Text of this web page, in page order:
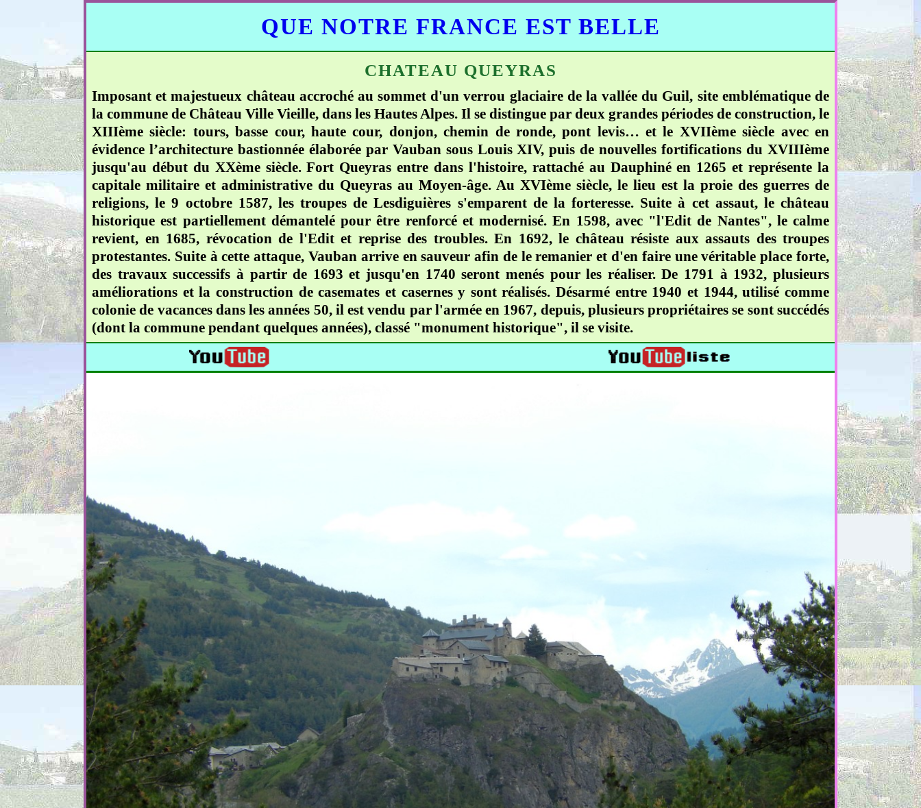
QUE NOTRE FRANCE EST BELLE
CHATEAU QUEYRAS
Imposant et majestueux château accroché au sommet d'un verrou glaciaire de la vallée du Guil, site emblématique de
la commune de Château Ville Vieille, dans les Hautes Alpes. Il se distingue par deux grandes périodes de construction, le
XIIIème siècle: tours, basse cour, haute cour, donjon, chemin de ronde, pont levis… et le XVIIème siècle avec en
évidence l’architecture bastionnée élaborée par Vauban sous Louis XIV, puis de nouvelles fortifications du XVIIIème
jusqu'au début du XXème siècle. Fort Queyras entre dans l'histoire, rattaché au Dauphiné en 1265 et représente la
capitale militaire et administrative du Queyras au Moyen-âge. Au XVIème siècle, le lieu est la proie des guerres de
religions, le 9 octobre 1587, les troupes de Lesdiguières s'emparent de la forteresse. Suite à cet assaut, le château
historique est partiellement démantelé pour être renforcé et modernisé. En 1598, avec "l'Edit de Nantes", le calme
revient, en 1685, révocation de l'Edit et reprise des troubles. En 1692, le château résiste aux assauts des troupes
protestantes. Suite à cette attaque, Vauban arrive en sauveur afin de le remanier et d'en faire une véritable place forte,
des travaux successifs à partir de 1693 et jusqu'en 1740 seront menés pour les réaliser. De 1791 à 1932, plusieurs
améliorations et la construction de casemates et casernes y sont réalisés. Désarmé entre 1940 et 1944, utilisé comme
colonie de vacances dans les années 50, il est vendu par l'armée en 1967, depuis, plusieurs propriétaires se sont succédés
(dont la commune pendant quelques années), classé "monument historique", il se visite.